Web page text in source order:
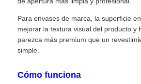
Para envases de marca, la superficie
mejorar la textura visual del producto y
parezca más premium que un
simple.
Cómo funciona